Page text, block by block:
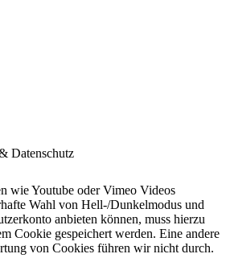
Datenschutz
wie Youtube oder Vimeo Videos
Wahl von Hell-/Dunkelmodus und
anbieten können, muss hierzu
Cookie gespeichert werden. Eine andere
von Cookies führen wir nicht durch.